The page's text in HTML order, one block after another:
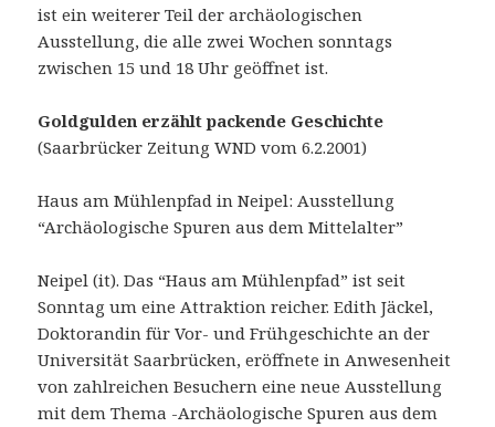
ist ein weiterer Teil der archäologischen
Ausstellung, die alle zwei Wochen sonntags
zwischen 15 und 18 Uhr geöffnet ist.
Goldgulden erzählt packende Geschichte
(Saarbrücker Zeitung WND vom 6.2.2001)
Haus am Mühlenpfad in Neipel: Ausstellung
“Archäologische Spuren aus dem Mittelalter”
Neipel (it). Das “Haus am Mühlenpfad” ist seit
Sonntag um eine Attraktion reicher. Edith Jäckel,
Doktorandin für Vor- und Frühgeschichte an der
Universität Saarbrücken, eröffnete in Anwesenheit
von zahlreichen Besuchern eine neue Ausstellung
mit dem Thema -Archäologische Spuren aus dem